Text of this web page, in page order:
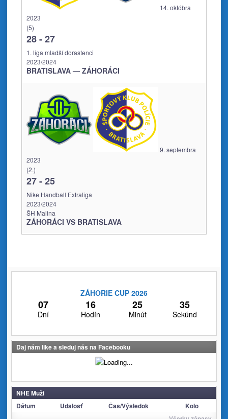
14. októbra
2023
(5)
28-27
1. liga mladší dorastenci
2023/2024
BRATISLAVA — ZÁHORÁCI
9. septembra
2023
(2.)
27-25
Nike Handball Extraliga
2023/2024
ŠH Malina
ZÁHORÁCI VS BRATISLAVA
ZÁHORIE CUP 2026
07
Dní
16
Hodín
25
Minút
35
Sekúnd
Daj nám like a sleduj nás na Facebooku
NHE Muži
Dátum
Udalosť Čas/Výsledok
Kolo